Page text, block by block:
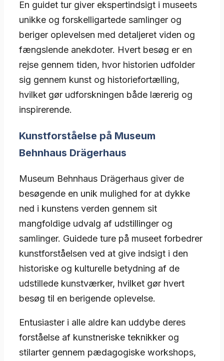
En guidet tur giver ekspertindsigt i museets
unikke og forskelligartede samlinger og
beriger oplevelsen med detaljeret viden og
fængslende anekdoter. Hvert besøg er en
rejse gennem tiden, hvor historien udfolder
sig gennem kunst og historiefortælling,
hvilket gør udforskningen både lærerig og
inspirerende.
Kunstforståelse på Museum
Behnhaus Drägerhaus
Museum Behnhaus Drägerhaus giver de
besøgende en unik mulighed for at dykke
ned i kunstens verden gennem sit
mangfoldige udvalg af udstillinger og
samlinger. Guidede ture på museet forbedrer
kunstforståelsen ved at give indsigt i den
historiske og kulturelle betydning af de
udstillede kunstværker, hvilket gør hvert
besøg til en berigende oplevelse.
Entusiaster i alle aldre kan uddybe deres
forståelse af kunstneriske teknikker og
stilarter gennem pædagogiske workshops,